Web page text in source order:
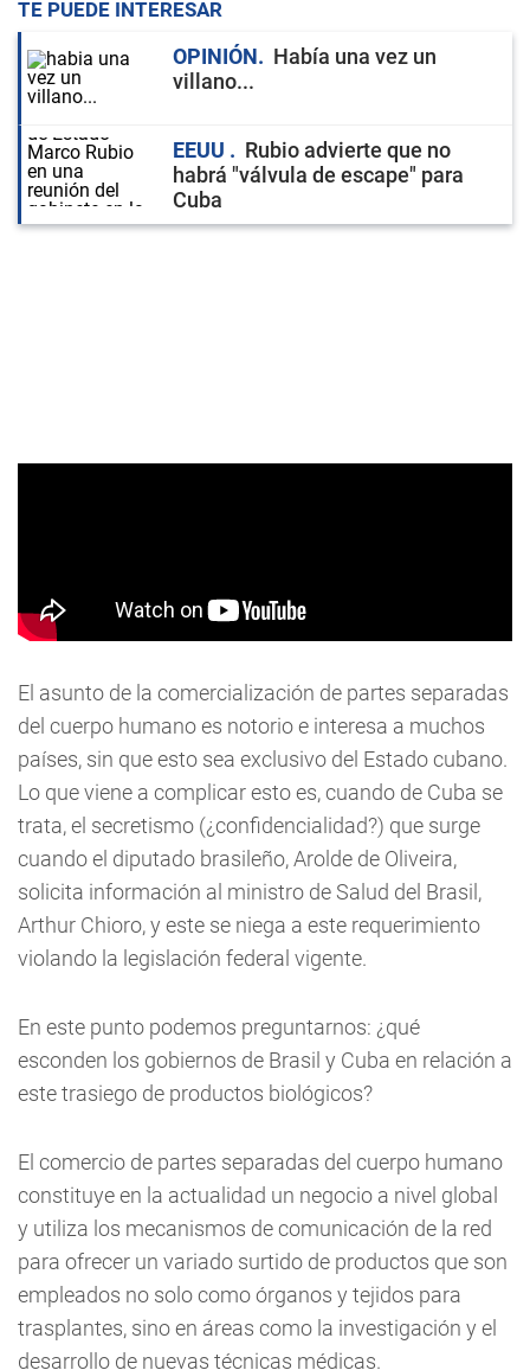
TE PUEDE INTERESAR
OPINIÓN
Había una vez un
villano...
EEUU
Rubio advierte que no
habrá "válvula de escape" para
Cuba
El asunto de la comercialización de partes separadas
del cuerpo humano es notorio e interesa a muchos
países, sin que esto sea exclusivo del Estado cubano.
Lo que viene a complicar esto es, cuando de Cuba se
trata, el secretismo (¿confidencialidad?) que surge
cuando el diputado brasileño, Arolde de Oliveira,
solicita información al ministro de Salud del Brasil,
Arthur Chioro, y este se niega a este requerimiento
violando la legislación federal vigente.
En este punto podemos preguntarnos: ¿qué
esconden los gobiernos de Brasil y Cuba en relación a
este trasiego de productos biológicos?
El comercio de partes separadas del cuerpo humano
constituye en la actualidad un negocio a nivel global
y utiliza los mecanismos de comunicación de la red
para ofrecer un variado surtido de productos que son
empleados no solo como órganos y tejidos para
trasplantes, sino en áreas como la investigación y el
desarrollo de nuevas técnicas médicas.